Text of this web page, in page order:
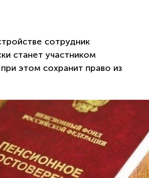
сотрудник
станет участником
этом сохранит право из